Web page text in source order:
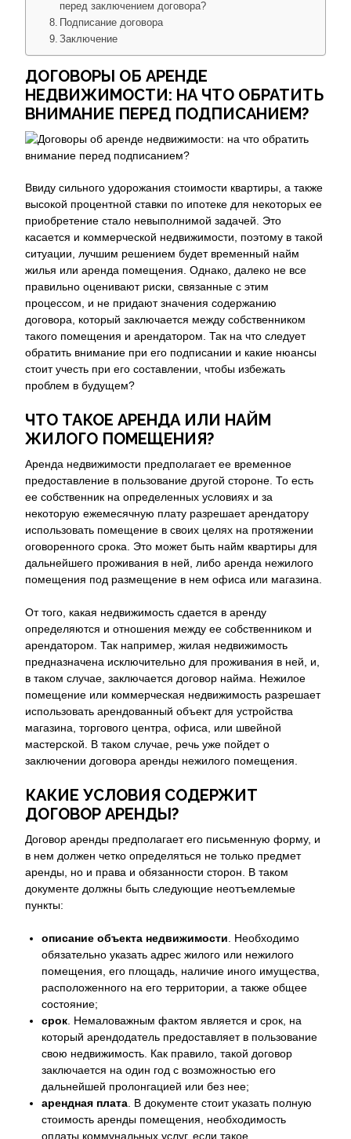
перед заключением договора?
Подписание договора
Заключение
ДОГОВОРЫ ОБ АРЕНДЕ
НЕДВИЖИМОСТИ: НА ЧТО ОБРАТИТЬ
ВНИМАНИЕ ПЕРЕД ПОДПИСАНИЕМ?
Ввиду сильного удорожания стоимости квартиры, а также
высокой процентной ставки по ипотеке для некоторых ее
приобретение стало невыполнимой задачей. Это
касается и коммерческой недвижимости, поэтому в такой
ситуации, лучшим решением будет временный найм
жилья или аренда помещения. Однако, далеко не все
правильно оценивают риски, связанные с этим
процессом, и не придают значения содержанию
договора, который заключается между собственником
такого помещения и арендатором. Так на что следует
обратить внимание при его подписании и какие нюансы
стоит учесть при его составлении, чтобы избежать
проблем в будущем?
ЧТО ТАКОЕ АРЕНДА ИЛИ НАЙМ
ЖИЛОГО ПОМЕЩЕНИЯ?
Аренда недвижимости предполагает ее временное
предоставление в пользование другой стороне. То есть
ее собственник на определенных условиях и за
некоторую ежемесячную плату разрешает арендатору
использовать помещение в своих целях на протяжении
оговоренного срока. Это может быть найм квартиры для
дальнейшего проживания в ней, либо аренда нежилого
помещения под размещение в нем офиса или магазина.
От того, какая недвижимость сдается в аренду
определяются и отношения между ее собственником и
арендатором. Так например, жилая недвижимость
предназначена исключительно для проживания в ней, и,
в таком случае, заключается договор найма. Нежилое
помещение или коммерческая недвижимость разрешает
использовать арендованный объект для устройства
магазина, торгового центра, офиса, или швейной
мастерской. В таком случае, речь уже пойдет о
заключении договора аренды нежилого помещения.
КАКИЕ УСЛОВИЯ СОДЕРЖИТ
ДОГОВОР АРЕНДЫ?
Договор аренды предполагает его письменную форму, и
в нем должен четко определяться не только предмет
аренды, но и права и обязанности сторон. В таком
документе должны быть следующие неотъемлемые
пункты:
описание объекта недвижимости . Необходимо
обязательно указать адрес жилого или нежилого
помещения, его площадь, наличие иного имущества,
расположенного на его территории, а также общее
состояние;
срок . Немаловажным фактом является и срок, на
который арендодатель предоставляет в пользование
свою недвижимость. Как правило, такой договор
заключается на один год с возможностью его
дальнейшей пролонгацией или без нее;
арендная плата . В документе стоит указать полную
стоимость аренды помещения, необходимость
оплаты коммунальных услуг, если такое